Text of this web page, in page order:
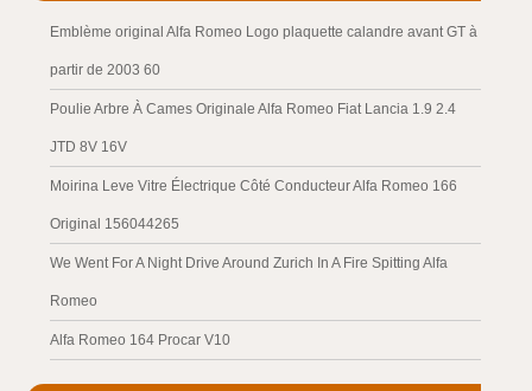
Emblème original Alfa Romeo Logo plaquette calandre avant GT à
partir de 2003 60
Poulie Arbre À Cames Originale Alfa Romeo Fiat Lancia 1.9 2.4
JTD 8V 16V
Moirina Leve Vitre Électrique Côté Conducteur Alfa Romeo 166
Original 156044265
We Went For A Night Drive Around Zurich In A Fire Spitting Alfa
Romeo
Alfa Romeo 164 Procar V10